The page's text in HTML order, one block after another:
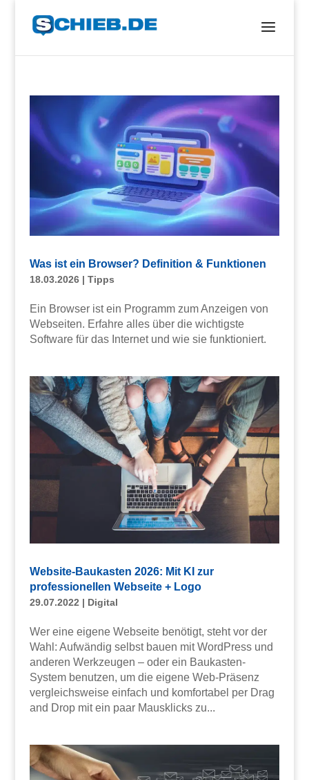
Was ist ein Browser? Definition & Funktionen
18.03.2026| Tipps
Ein Browser ist ein Programm zum Anzeigen von
Webseiten. Erfahre alles über die wichtigste
Software für das Internet und wie sie funktioniert.
Website-Baukasten 2026: Mit KI zur
professionellen Webseite + Logo
29.07.2022 | Digital
Wer eine eigene Webseite benötigt, steht vor der
Wahl: Aufwändig selbst bauen mit WordPress und
anderen Werkzeugen – oder ein Baukasten-
System benutzen, um die eigene Web-Präsenz
vergleichsweise einfach und komfortabel per Drag
and Drop mit ein paar Mausklicks zu...